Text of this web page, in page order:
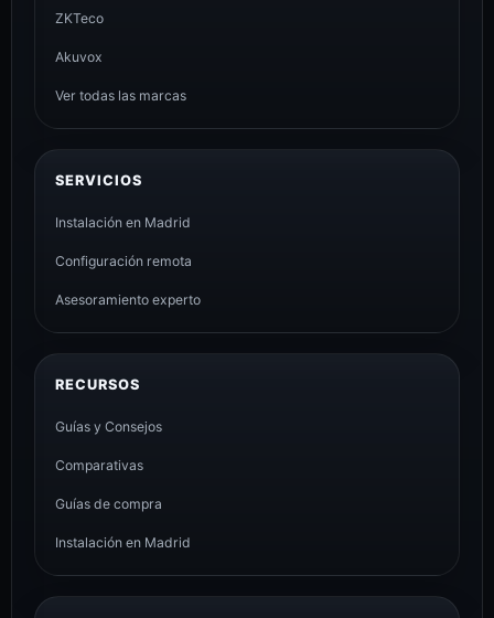
ZKTeco
Akuvox
Ver todas las marcas
SERVICIOS
Instalación en Madrid
Configuración remota
Asesoramiento experto
RECURSOS
Guías y Consejos
Comparativas
Guías de compra
Instalación en Madrid